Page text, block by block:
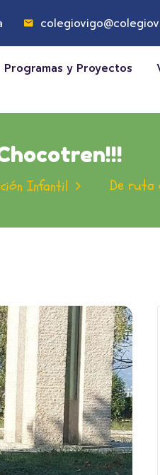
Programas y Proyectos
Infantil De ruta